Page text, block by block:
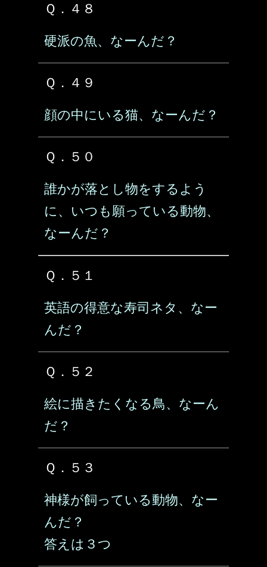
Ｑ．４８
硬派の魚、なーんだ？
Ｑ．４９
顔の中にいる猫、なーんだ？
Ｑ．５０
誰かが落とし物をするよう
に、いつも願っている動物、
なーんだ？
Ｑ．５１
英語の得意な寿司ネタ、なー
んだ？
Ｑ．５２
絵に描きたくなる鳥、なーん
だ？
Ｑ．５３
神様が飼っている動物、なー
んだ？
答えは３つ